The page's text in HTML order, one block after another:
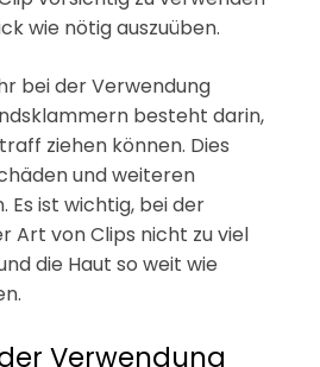
wie nötig auszuüben.
bei der Verwendung
besteht darin,
ziehen können. Dies
und weiteren
Es ist wichtig, bei der
Art von Clips nicht zu viel
die Haut so weit wie
Verwendung